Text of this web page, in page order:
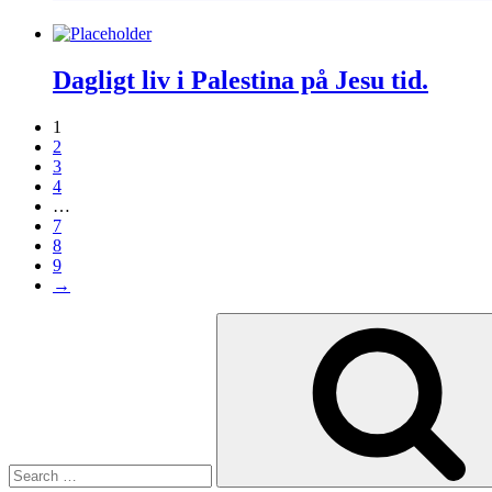
Dagligt liv i Palestina på Jesu tid.
1
2
3
4
…
7
8
9
→